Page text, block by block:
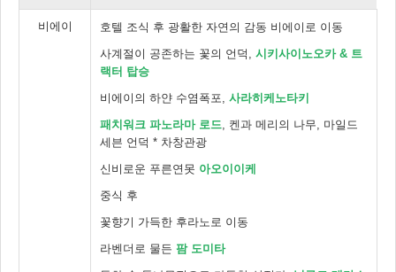
비에이
호텔 조식 후 광활한 자연의 감동 비에이로 이동
사계절이 공존하는 꽃의 언덕,
시키사이노오카 & 트
랙터 탑승
비에이의 하얀 수염폭포, 사라히케노타키
패치워크 파노라마 로드 , 켄과 메리의 나무, 마일드
세븐 언덕 * 차창관광
신비로운 푸른연못 아오이이케
중식 후
꽃향기 가득한 후라노로 이동
라벤더로 물든 팜 도미타